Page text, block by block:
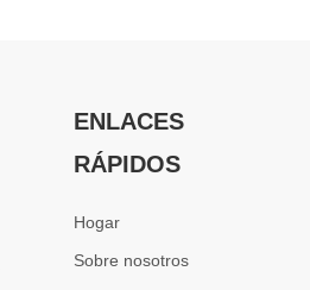
ENLACES
RÁPIDOS
Hogar
Sobre nosotros